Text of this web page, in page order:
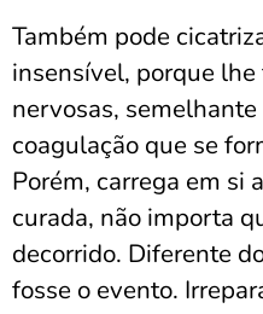
Também pode
insensível, porque
nervosas,
coagulação que se
Porém, carrega em si
curada, não importa
decorrido. Diferente
fosse o evento.